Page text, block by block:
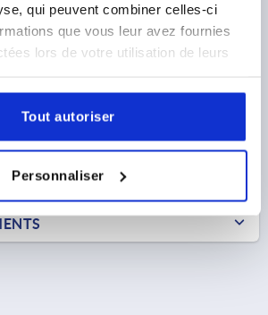
qui peuvent combiner celles-ci
que vous leur avez fournies
lors de votre utilisation de leurs
Tout autoriser
Personnaliser
1
2
DÉTAILS